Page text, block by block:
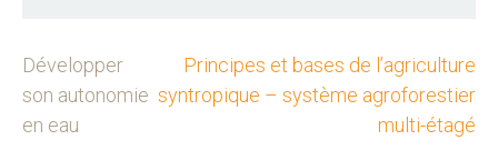
Développer
son autonomie
en eau
Principes et bases de l’agriculture
syntropique – système agroforestier
multi-étagé